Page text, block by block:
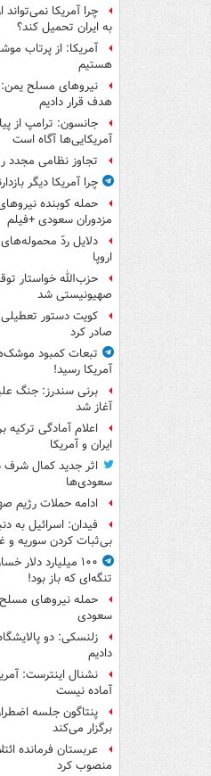
چرا آمریکا نمی‌تواند
به ایران تحمیل کند؟
آمریکا: از پرتاب
هستیم
نیروهای مسلح یمن:
هدف قرار دادیم
جانسون: ترامپ از
آمریکایی‌ها آگاه است
تجاوز نظامی مجدد
چرا آمریکا دیگر
حمله کوبنده
مزدوران سعودی +فیلم
دلایل ردّ
اروپا
حزب‌الله خواستار
صهیونیستی شد
کویت دستور تعطیلی
صادر کرد
تبعات کمبود
آمریکا رسید!
برنی سندرز: جنگ
آغاز شد
اعلام آمادگی ترکیه
ایران و آمریکا
اثر جدید کمال شرف
سعودی‌ها
ادامه حملات رژیم
فیدان: اسرائیل به
بی‌ثبات کردن سوریه و
۱۰۰ میلیارد
تنگه‌ای که باز بود!
حمله نیروهای
سعودی
زلنسکی: دو
دادیم
نشنال اینترست:
آماده نیست
پنتاگون جلسه
برگزار می‌کند
عربستان فرمانده
منصوب کرد